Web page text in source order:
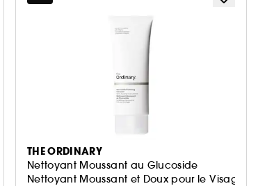
THE ORDINARY
Nettoyant Moussant au Glucoside
Nettoyant Moussant et Doux pour le Visage